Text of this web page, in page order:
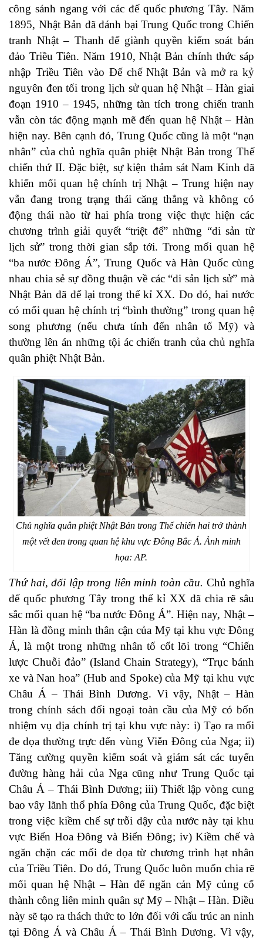
công sánh ngang với các đế quốc phương Tây. Năm
1895, Nhật Bản đã đánh bại Trung Quốc trong Chiến
tranh Nhật – Thanh để giành quyền kiểm soát bán
đảo Triều Tiên. Năm 1910, Nhật Bản chính thức sáp
nhập Triều Tiên vào Đế chế Nhật Bản và mở ra kỷ
nguyên đen tối trong lịch sử quan hệ Nhật – Hàn giai
đoạn 1910 – 1945, những tàn tích trong chiến tranh
vẫn còn tác động mạnh mẽ đến quan hệ Nhật – Hàn
hiện nay. Bên cạnh đó, Trung Quốc cũng là một “nạn
nhân” của chủ nghĩa quân phiệt Nhật Bản trong Thế
chiến thứ II. Đặc biệt, sự kiện thảm sát Nam Kinh đã
khiến mối quan hệ chính trị Nhật – Trung hiện nay
vẫn đang trong trạng thái căng thẳng và không có
động thái nào từ hai phía trong việc thực hiện các
chương trình giải quyết “triệt để” những “di sản từ
lịch sử” trong thời gian sắp tới. Trong mối quan hệ
“ba nước Đông Á”, Trung Quốc và Hàn Quốc cùng
nhau chia sẻ sự đồng thuận về các “di sản lịch sử” mà
Nhật Bản đã để lại trong thế kỉ XX. Do đó, hai nước
có mối quan hệ chính trị “bình thường” trong quan hệ
song phương (nếu chưa tính đến nhân tố Mỹ) và
thường lên án những tội ác chiến tranh của chủ nghĩa
quân phiệt Nhật Bản.
Chủ nghĩa quân phiệt Nhật Bản trong Thế chiến hai trở thành
một vết đen trong quan hệ khu vực Đông Bắc Á. Ảnh minh
họa: AP.
Thứ hai, đối lập trong liên minh toàn cầu. Chủ nghĩa
đế quốc phương Tây trong thế kỉ XX đã chia rẽ sâu
sắc mối quan hệ “ba nước Đông Á”. Hiện nay, Nhật –
Hàn là đồng minh thân cận của Mỹ tại khu vực Đông
Á, là một trong những nhân tố cốt lõi trong “Chiến
lược Chuỗi đảo” (Island Chain Strategy), “Trục bánh
xe và Nan hoa” (Hub and Spoke) của Mỹ tại khu vực
Châu Á – Thái Bình Dương. Vì vậy, Nhật – Hàn
trong chính sách đối ngoại toàn cầu của Mỹ có bốn
nhiệm vụ địa chính trị tại khu vực này: i) Tạo ra mối
đe dọa thường trực đến vùng Viễn Đông của Nga; ii)
Tăng cường quyền kiểm soát và giám sát các tuyến
đường hàng hải của Nga cũng như Trung Quốc tại
Châu Á – Thái Bình Dương; iii) Thiết lập vòng cung
bao vây lãnh thổ phía Đông của Trung Quốc, đặc biệt
trong việc kiềm chế sự trỗi dậy của nước này tại khu
vực Biển Hoa Đông và Biển Đông; iv) Kiềm chế và
ngăn chặn các mối đe dọa từ chương trình hạt nhân
của Triều Tiên. Do đó, Trung Quốc luôn muốn chia rẽ
mối quan hệ Nhật – Hàn để ngăn cản Mỹ củng cố
thành công liên minh quân sự Mỹ – Nhật – Hàn. Điều
này sẽ tạo ra thách thức to lớn đối với cấu trúc an ninh
tại Đông Á và Châu Á – Thái Bình Dương. Vì vậy,